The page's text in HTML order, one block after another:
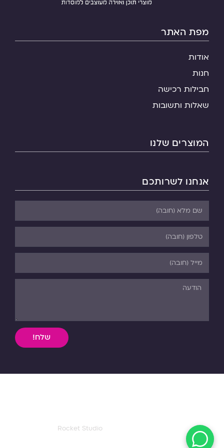
מפת האתר
אודות
חנות
חבילות רכישה
שאלות ותשובות
המוצרים שלנו
אנחנו לשרותכם
שלח!
Rocket Studio